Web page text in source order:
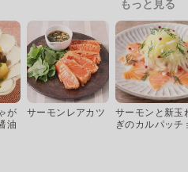
もっと見る
が
油
サーモンレアカツ
サーモンと新玉
ぎのカルパッチ